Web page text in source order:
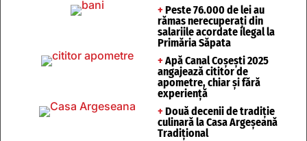
+ Peste 76.000 de lei au
rămas nerecuperați din
salariile acordate ilegal la
Primăria Săpata
+ Apă Canal Coșești 2025
angajează cititor de
apometre, chiar și fără
experiență
+ Două decenii de tradiție
culinară la Casa Argeșeană
Tradițional